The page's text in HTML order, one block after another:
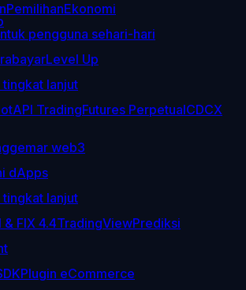
PemilihanEkonomi
pengguna sehari-hari
Level Up
lanjut
API TradingFutures PerpetualCDCX
web3
dApps
lanjut
& FIX 4.4TradingViewPrediksi
Plugin eCommerce